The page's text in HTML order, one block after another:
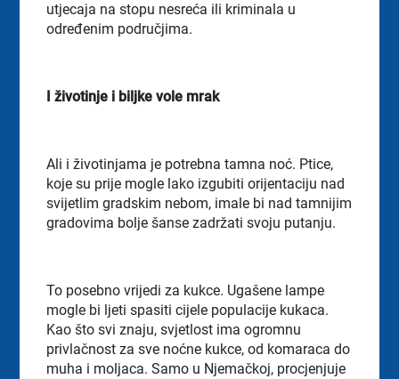
utjecaja na stopu nesreća ili kriminala u
određenim područjima.
I životinje i biljke vole mrak
Ali i životinjama je potrebna tamna noć. Ptice,
koje su prije mogle lako izgubiti orijentaciju nad
svijetlim gradskim nebom, imale bi nad tamnijim
gradovima bolje šanse zadržati svoju putanju.
To posebno vrijedi za kukce. Ugašene lampe
mogle bi ljeti spasiti cijele populacije kukaca.
Kao što svi znaju, svjetlost ima ogromnu
privlačnost za sve noćne kukce, od komaraca do
muha i moljaca. Samo u Njemačkoj, procjenjuje